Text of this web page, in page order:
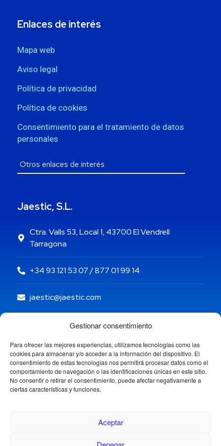
Gestionar consentimiento
Para ofrecer las mejores experiencias, utilizamos tecnologías como las
cookies para almacenar y/o acceder a la información del dispositivo. El
consentimiento de estas tecnologías nos permitirá procesar datos como el
comportamiento de navegación o las identificaciones únicas en este sitio.
No consentir o retirar el consentimiento, puede afectar negativamente a
ciertas características y funciones.
Aceptar
Enlaces de interés
Mapa web
Aviso legal
Política de privacidad
Política de cookies
Consentimiento para el tratamiento de datos
personales
Jaestic, S.L.
Ctra. Valls 53, Local 1, 43700 El Vendrell
Tarragona
+34 93 121 53 07 / 877 01 99 14
jaestic@jaestic.com